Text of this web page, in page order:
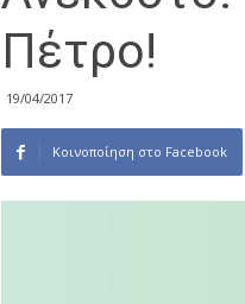
Πέτρο!
19/04/2017
Κοινοποίηση στο Facebook